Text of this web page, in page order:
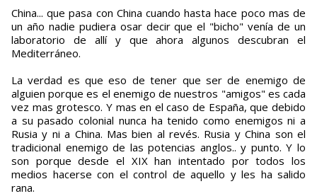
China... que pasa con China cuando hasta hace poco mas de
un año nadie pudiera osar decir que el "bicho" venía de un
laboratorio de allí y que ahora algunos descubran el
Mediterráneo.
La verdad es que eso de tener que ser de enemigo de
alguien porque es el enemigo de nuestros "amigos" es cada
vez mas grotesco. Y mas en el caso de España, que debido
a su pasado colonial nunca ha tenido como enemigos ni a
Rusia y ni a China. Mas bien al revés. Rusia y China son el
tradicional enemigo de las potencias anglos.. y punto. Y lo
son porque desde el XIX han intentado por todos los
medios hacerse con el control de aquello y les ha salido
rana.